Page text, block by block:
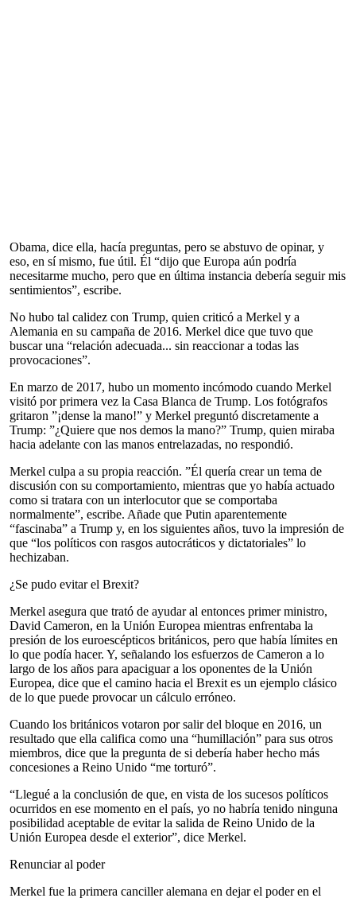
Obama, dice ella, hacía preguntas, pero se abstuvo de opinar, y
eso, en sí mismo, fue útil. Él “dijo que Europa aún podría
necesitarme mucho, pero que en última instancia debería seguir mis
sentimientos”, escribe.
No hubo tal calidez con Trump, quien criticó a Merkel y a
Alemania en su campaña de 2016. Merkel dice que tuvo que
buscar una “relación adecuada... sin reaccionar a todas las
provocaciones”.
En marzo de 2017, hubo un momento incómodo cuando Merkel
visitó por primera vez la Casa Blanca de Trump. Los fotógrafos
gritaron ”¡dense la mano!” y Merkel preguntó discretamente a
Trump: ”¿Quiere que nos demos la mano?” Trump, quien miraba
hacia adelante con las manos entrelazadas, no respondió.
Merkel culpa a su propia reacción. ”Él quería crear un tema de
discusión con su comportamiento, mientras que yo había actuado
como si tratara con un interlocutor que se comportaba
normalmente”, escribe. Añade que Putin aparentemente
“fascinaba” a Trump y, en los siguientes años, tuvo la impresión de
que “los políticos con rasgos autocráticos y dictatoriales” lo
hechizaban.
¿Se pudo evitar el Brexit?
Merkel asegura que trató de ayudar al entonces primer ministro,
David Cameron, en la Unión Europea mientras enfrentaba la
presión de los euroescépticos británicos, pero que había límites en
lo que podía hacer. Y, señalando los esfuerzos de Cameron a lo
largo de los años para apaciguar a los oponentes de la Unión
Europea, dice que el camino hacia el Brexit es un ejemplo clásico
de lo que puede provocar un cálculo erróneo.
Cuando los británicos votaron por salir del bloque en 2016, un
resultado que ella califica como una “humillación” para sus otros
miembros, dice que la pregunta de si debería haber hecho más
concesiones a Reino Unido “me torturó”.
“Llegué a la conclusión de que, en vista de los sucesos políticos
ocurridos en ese momento en el país, yo no habría tenido ninguna
posibilidad aceptable de evitar la salida de Reino Unido de la
Unión Europea desde el exterior”, dice Merkel.
Renunciar al poder
Merkel fue la primera canciller alemana en dejar el poder en el